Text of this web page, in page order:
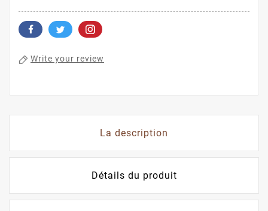
Write your review
La description
Détails du produit